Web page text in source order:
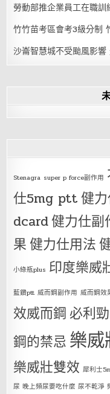
勞動部推企業員工在職
竹竹苗考區會考3級分制
沙崙智慧城不受颱風影
Stenagra super p force副作用
仕5mg ptt健
dcard健力仕副
果健力仕用法
小綠瓶plus 印度樂威
藍鑽ptt 威而鋼副作用 威而鋼效
效威而鋼 必利勁
鋼的禁忌 樂
樂威壯雙效 犀利士
尿 晚上頻尿要吃什麼 尿不乾淨